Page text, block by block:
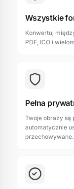
Wszystkie
Konwertuj
PDF, ICO i
Pełna
Twoje obrazy są
automatycznie
przechowywane.